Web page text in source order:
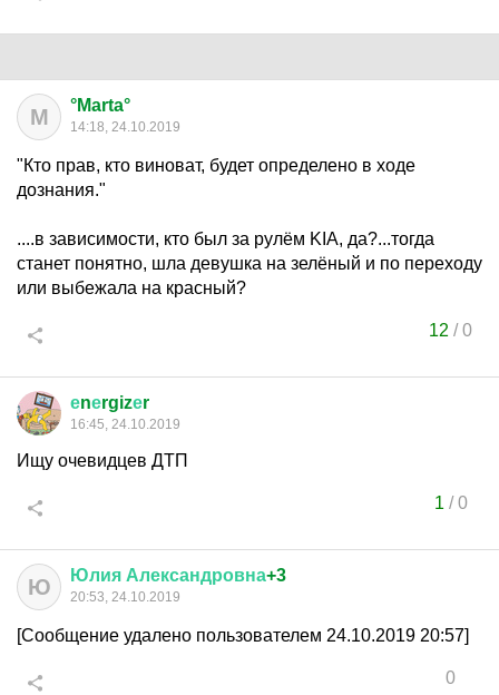
M °Marta°
14:18, 24.10.2019
"Кто прав, кто виноват, будет определено в ходе
дознания."
....в зависимости, кто был за рулём KIA, да?...тогда
станет понятно, шла девушка на зелёный и по переходу
или выбежала на красный?
12 /0
еnеrgizеr
16:45, 24.10.2019
Ищу очевидцев ДТП
1 /0
Ю Юлия Александровна+3
20:53, 24.10.2019
[Сообщение удалено пользователем 24.10.2019 20:57]
0